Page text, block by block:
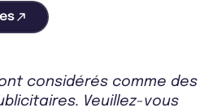
considérés comme des
Veuillez-vous